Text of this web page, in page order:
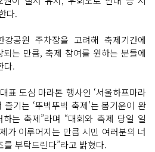
다.
공원 주차장을 고려해 축제기간에
는 만큼, 축제 참여를 원하는 분들에
다.
표 도심 마라톤 행사인 ‘서울하프마라
기는 ‘뚜벅뚜벅 축제’는 봄기운이 완
는 축제”라며 “대회와 축제 당일 일
가 이루어지는 만큼 시민 여러분의 너
부탁드린다”라고 밝혔다.